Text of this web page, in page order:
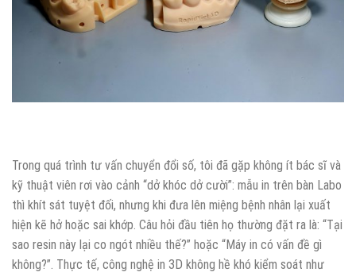
Trong quá trình tư vấn chuyển đổi số, tôi đã gặp không ít bác sĩ và
kỹ thuật viên rơi vào cảnh “dở khóc dở cười”: mẫu in trên bàn Labo
thì khít sát tuyệt đối, nhưng khi đưa lên miệng bệnh nhân lại xuất
hiện kẽ hở hoặc sai khớp. Câu hỏi đầu tiên họ thường đặt ra là: “Tại
sao resin này lại co ngót nhiều thế?” hoặc “Máy in có vấn đề gì
không?”. Thực tế, công nghệ in 3D không hề khó kiểm soát như